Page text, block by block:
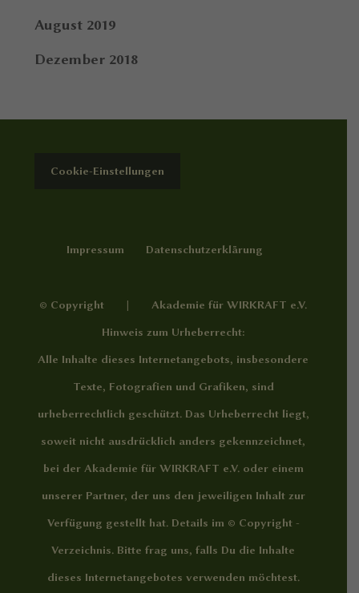
August 2019
Dezember 2018
Cookie-Einstellungen
Impressum Datenschutzerklärung
© Copyright | Akademie für WIRKRAFT e.V.
Hinweis zum Urheberrecht:
Alle Inhalte dieses Internetangebots, insbesondere
Texte, Fotografien und Grafiken, sind
urheberrechtlich geschützt. Das Urheberrecht liegt,
soweit nicht ausdrücklich anders gekennzeichnet,
bei der Akademie für WIRKRAFT e.V. oder einem
unserer Partner, der uns den jeweiligen Inhalt zur
Verfügung gestellt hat. Details im © Copyright -
Verzeichnis. Bitte frag uns, falls Du die Inhalte
dieses Internetangebotes verwenden möchtest.